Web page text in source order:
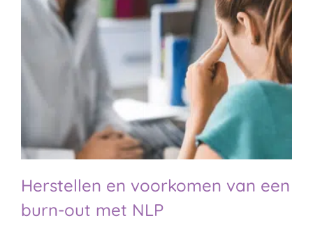
Herstellen en voorkomen van een
burn-out met NLP